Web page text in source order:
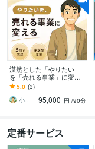
漠然とした「やりたい」
を「売れる事業」に変え
ます 言語化 / ビジネスモ
デル構築｜5回で完成する
商品設計支援
5.0 (3)
小野寺進一
95,000 円 /90分
定番サービス